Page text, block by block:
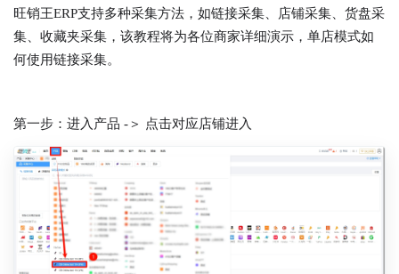
旺销王ERP支持多种采集方法，如链接采集、店铺采集、货盘采
集、收藏夹采集，该教程将为各位商家详细演示，单店模式如
何使用链接采集。
第一步：进入产品 -＞ 点击对应店铺进入